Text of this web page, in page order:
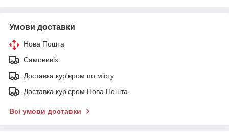
Умови доставки
Нова Пошта
Самовивіз
Доставка кур'єром по місту
Доставка кур'єром Нова Пошта
Всі умови доставки